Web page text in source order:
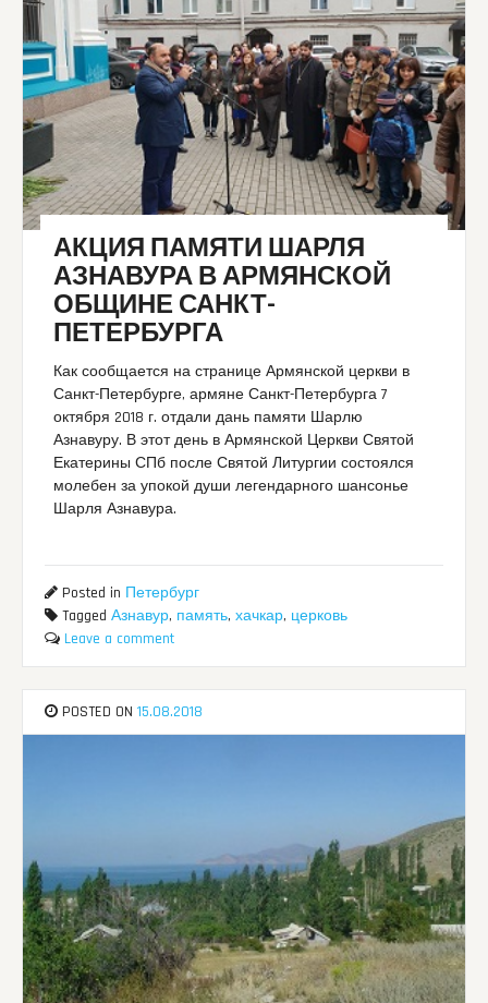
АКЦИЯ ПАМЯТИ ШАРЛЯ
АЗНАВУРА В АРМЯНСКОЙ
ОБЩИНЕ САНКТ-
ПЕТЕРБУРГА
Как сообщается на странице Армянской церкви в
Санкт-Петербурге, армяне Санкт-Петербурга 7
октября 2018 г. отдали дань памяти Шарлю
Азнавуру. В этот день в Армянской Церкви Святой
Екатерины СПб после Святой Литургии состоялся
молебен за упокой души легендарного шансонье
Шарля Азнавура.
Posted in Петербург
TaggedАзнавур, память,хачкар, церковь
Leave a comment
POSTED ON15.08.2018